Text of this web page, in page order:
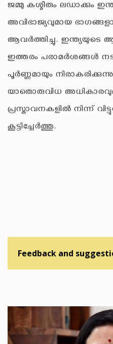
ജമ്മു കശ്മീരും ലഡാക്കും
അവിഭാജ്യവുമായ
ആവർത്തിച്ചു. ഇന്ത്യയുടെ
ഇത്തരം പരാമർശങ്ങൾ
പൂർണ്ണമായും
യാതൊരുവിധ
പ്രസ്താവനകളിൽ നിന്ന്
കൂട്ടിച്ചേർത്തു.
Feedback and